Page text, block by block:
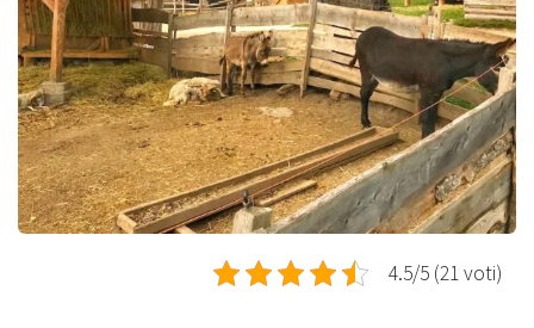
4.5/5 (21 voti)